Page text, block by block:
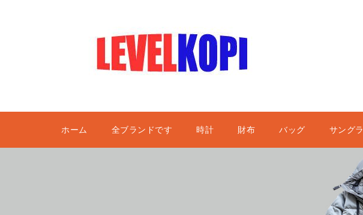
ホーム 全ブランドです 時計 財布 バッグ サング